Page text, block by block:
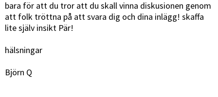
bara för att du tror att du skall vinna diskusionen genom
att folk tröttna på att svara dig och dina inlägg! skaffa
lite själv insikt Pär!
hälsningar
Björn Q